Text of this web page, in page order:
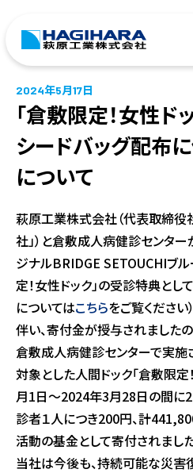
2024年5月17日
「倉敷限定！女性ド
シードバッグ配布
について
萩原工業株式会社（代表取締
社」）と倉敷成人病健診センタ
ジナルBRIDGE SETOUCHIブル
定！女性ドック」の受診特典とし
についてはこちらをご覧ください
伴い、寄付金が授与されました
倉敷成人病健診センターで実
対象とした人間ドック「倉敷限定
月1日～2024年3月28日の間に
診者１人につき200円、計
活動の基金として寄付されました
当社は今後も、持続可能な災害